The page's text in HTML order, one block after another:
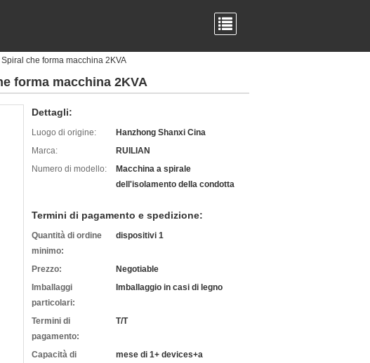
che forma macchina 2KVA
forma macchina 2KVA
Dettagli:
Luogo di origine:
Hanzhong Shanxi Cina
Marca:
RUILIAN
Numero di modello:
Macchina a spirale
dell'isolamento della condotta
Termini di pagamento e spedizione:
Quantità di ordine
minimo:
dispositivi 1
Prezzo:
Negotiable
Imballaggi
particolari:
Imballaggio in casi di legno
Termini di
pagamento:
T/T
Capacità di
mese di 1+ devices+a